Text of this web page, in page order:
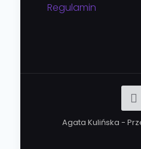
Regulamin
Agata Kulińska -